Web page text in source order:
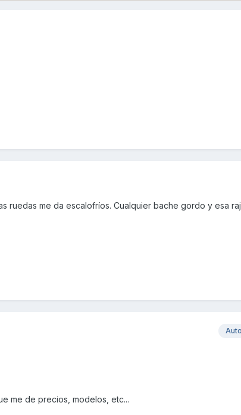
ruedas me da escalofríos. Cualquier bache gordo y esa
me de precios, modelos, etc...